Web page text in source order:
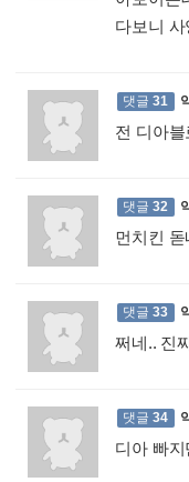
다보니
댓글 31
전 디아
댓글 32
먼치킨
댓글 33
쩌네.. 진
댓글 34
디아 빠